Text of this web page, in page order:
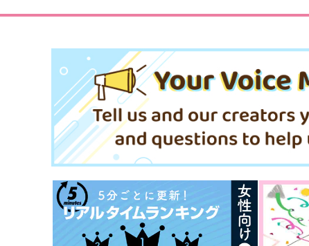
光速スペクトル
はちみつみかん
900円（税込）
アイノ
サンプル 作品詳細
はちみつレモネード
990
爆豪勝己×切島鋭児郎
サンプル 作品詳細